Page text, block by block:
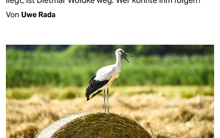
Von Uwe Rada